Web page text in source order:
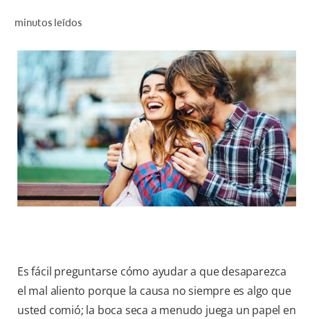
PARA PROFESIONALES
CUPONES
CO (ES)
SUSCRÍBETE
minutos leídos
Es fácil preguntarse cómo ayudar a que desaparezca
el mal aliento porque la causa no siempre es algo que
usted comió; la boca seca a menudo juega un papel en